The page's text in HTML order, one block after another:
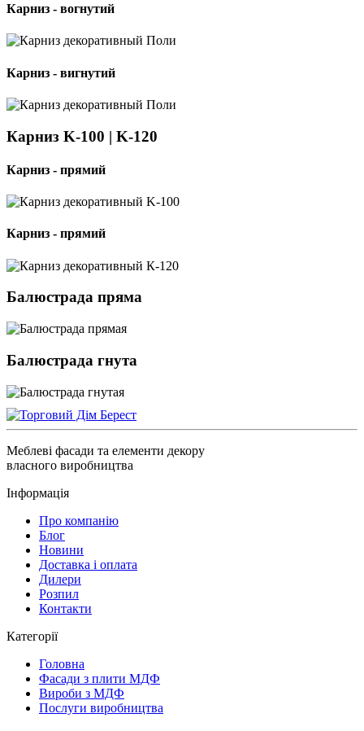
Карниз - вогнутий
Карниз - вигнутий
Карниз K-100 | K-120
Карниз - прямий
Карниз - прямий
Балюстрада пряма
Балюстрада гнута
Меблеві фасади та елементи декору
власного виробництва
Інформація
Про компанію
Блог
Новини
Доставка і оплата
Дилери
Розпил
Контакти
Категорії
Головна
Фасади з плити МДФ
Вироби з МДФ
Послуги виробництва